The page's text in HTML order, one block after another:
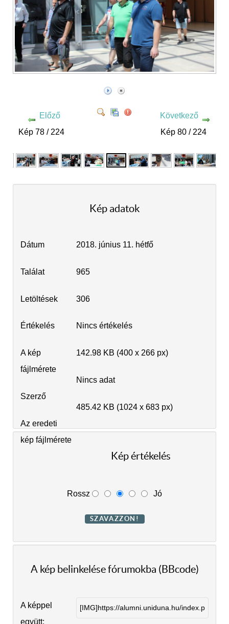
Előző
Kép 78 / 224
Következő
Kép 80 / 224
Kép adatok
Dátum 2018. június 11. hétfő
Találat 965
Letöltések 306
Értékelés Nincs értékelés
A kép
fájlmérete
142.98 KB (400 x 266 px)
Szerző
Nincs adat
Az eredeti
kép fájlmérete
485.42 KB (1024 x 683 px)
Kép értékelés
Rossz Jó
A kép belinkelése fórumokba (BBcode)
A képpel
együtt: